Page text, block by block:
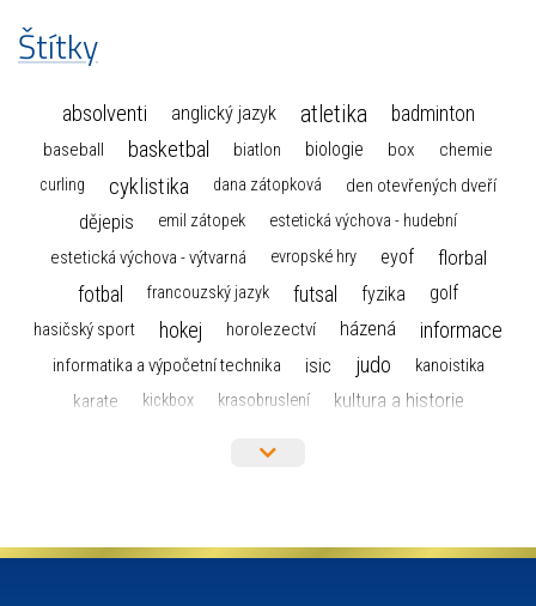
Štítky
absolventi anglický jazyk atletika badminton
baseball basketbal biatlon biologie box chemie
curling cyklistika dana zátopková den otevřených dveří
dějepis emil zátopek estetická výchova - hudební
estetická výchova - výtvarná evropské hry eyof florbal
fotbal francouzský jazyk futsal fyzika golf
hasičský sport hokej horolezectví házená informace
informatika a výpočetní technika isic judo
kanoistika
karate
kickbox krasobruslení
kultura a historie
olympiáda dětí a mládeže organizace plavání